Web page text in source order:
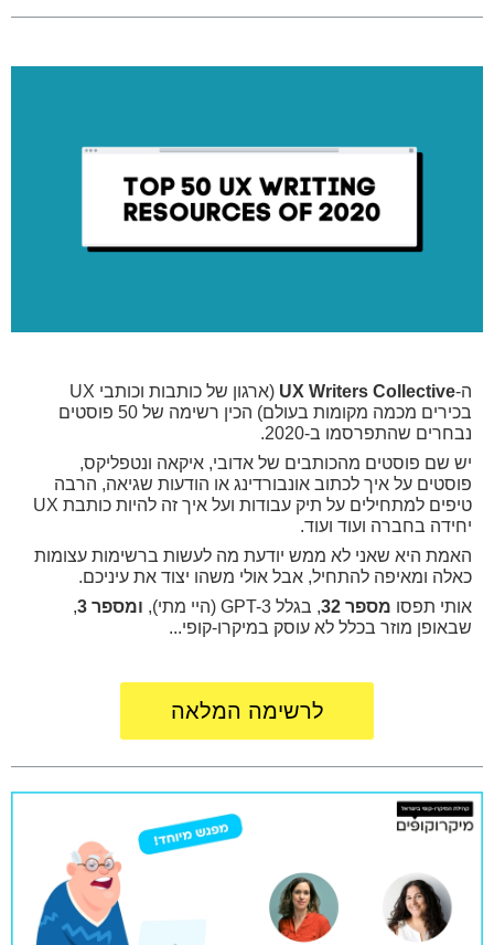
ה-UX Writers Collective
(ארגון של כותבות וכותבי UX
בכירים מכמה מקומות בעולם) הכין רשימה של 50 פוסטים
נבחרים שהתפרסמו ב-2020.
יש שם פוסטים מהכותבים של אדובי, איקאה ונטפליקס,
פוסטים על איך לכתוב אונבורדינג או הודעות שגיאה, הרבה
טיפים למתחילים על תיק עבודות ועל איך זה להיות כותבת UX
יחידה בחברה ועוד ועוד.
האמת היא שאני לא ממש יודעת מה לעשות ברשימות עצומות
כאלה ומאיפה להתחיל, אבל אולי משהו יצוד את עיניכם.
אותי תפסו מספר 32 , בגלל GPT-3 (היי מתי), ומספר 3
,
שבאופן מוזר בכלל לא עוסק במיקרו-קופי...
לרשימה המלאה